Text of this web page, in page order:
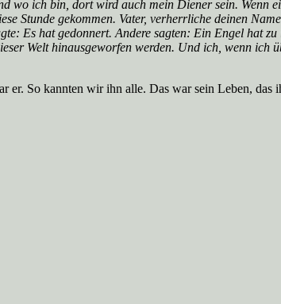
wo ich bin, dort wird auch mein Diener sein. Wenn
Stunde gekommen. Vater, verherrliche deinen
Es hat gedonnert. Andere sagten: Ein Engel hat zu
Welt hinausgeworfen werden. Und ich, wenn ich
er. So kannten wir ihn alle. Das war sein Leben,